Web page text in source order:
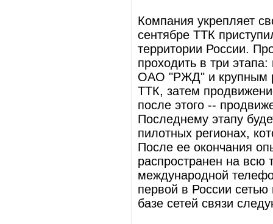
Компания укрепляет
сентябре ТТК
территории России.
проходить в три
ОАО "РЖД" и крупным
ТТК, затем
после этого --
Последнему этапу
пилотных регионах,
После ее окончания
распространен на всю
международной
первой в России
базе сетей связи